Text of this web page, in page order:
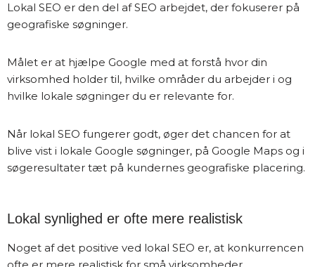
Lokal SEO er den del af SEO arbejdet, der fokuserer på
geografiske søgninger.
Målet er at hjælpe Google med at forstå hvor din
virksomhed holder til, hvilke områder du arbejder i og
hvilke lokale søgninger du er relevante for.
Når lokal SEO fungerer godt, øger det chancen for at
blive vist i lokale Google søgninger, på Google Maps og i
søgeresultater tæt på kundernes geografiske placering.
Lokal synlighed er ofte mere realistisk
Noget af det positive ved lokal SEO er, at konkurrencen